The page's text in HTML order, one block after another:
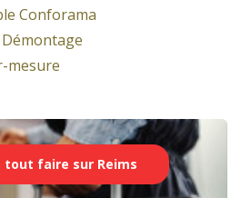
Conforama
mesure
tout faire sur Reims